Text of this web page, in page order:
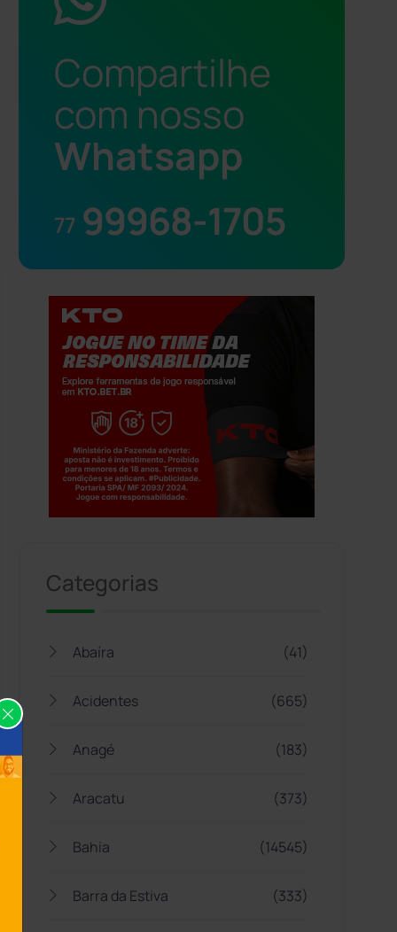
Compartilhe
com nosso
Whatsapp
77 99968-1705
Categorias
Abaíra (41)
Acidentes (665)
Anagé (183)
Aracatu (373)
Bahia (14545)
Barra da Estiva (333)